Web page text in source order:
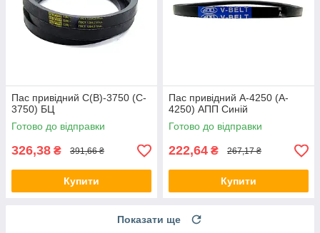
Пас привідний C(В)-3750 (C-
3750) БЦ
Готово до відправки
326,38 ₴ 391,66 ₴
Купити
Пас привідний A-4250 (A-
4250) АПП Синій
Готово до відправки
222,64 ₴ 267,17 ₴
Купити
Показати ще